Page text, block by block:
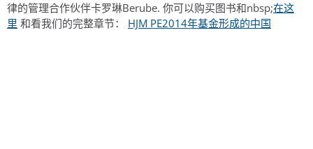
律的管理合作伙伴卡罗琳Berube. 你可以购买图书和nbsp;在这
里 和看我们的完整章节： HJM PE2014年基金形成的中国